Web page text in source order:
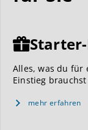
Alles, was du für
Einstieg
mehr erfahren